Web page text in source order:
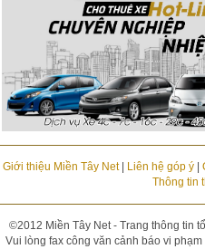
Giới thiệu Miền Tây Net| Liên hệ góp ý|
Thông tin
©2012 Miền Tây Net - Trang thông tin
Vui lòng fax công văn cảnh báo vi